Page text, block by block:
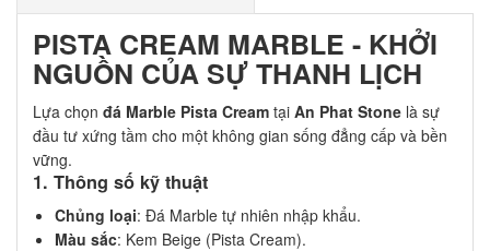
PISTA CREAM MARBLE - KHỞI
NGUỒN CỦA SỰ THANH LỊCH
Lựa chọn đá Marble Pista Cream tại An Phat Stone là sự
đầu tư xứng tầm cho một không gian sống đẳng cấp và bền
vững.
1. Thông số kỹ thuật
Chủng loại: Đá Marble tự nhiên nhập khẩu.
Màu sắc: Kem Beige (Pista Cream).